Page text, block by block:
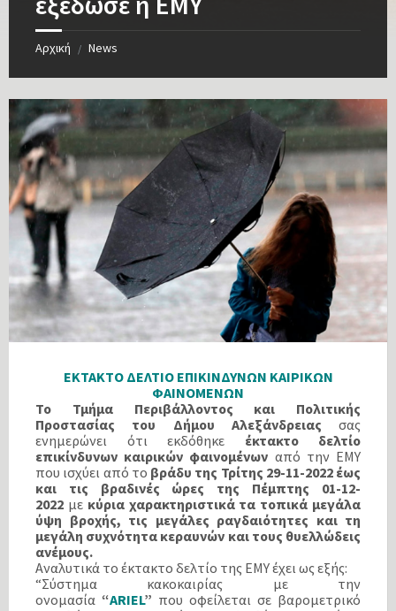
Αρχική / News
ΕΚΤΑΚΤΟ ΔΕΛΤΙΟ ΕΠΙΚΙΝΔΥΝΩΝ ΚΑΙΡΙΚΩΝ
ΦΑΙΝΟΜΕΝΩΝ
Το Τμήμα Περιβάλλοντος και Πολιτικής
Προστασίας του Δήμου Αλεξάνδρειας σας
ενημερώνει ότι εκδόθηκε έκτακτο δελτίο
επικίνδυνων καιρικών φαινομένων από την ΕΜΥ
που ισχύει από το βράδυ της Τρίτης 29-11-2022 έως
και τις βραδινές ώρες της Πέμπτης 01-12-
2022 μεκύρια χαρακτηριστικά τα τοπικά μεγάλα
ύψη βροχής, τις μεγάλες ραγδαιότητες και τη
μεγάλη συχνότητα κεραυνών και τους θυελλώδεις
ανέμους.
Αναλυτικά το έκτακτο δελτίο της ΕΜΥ έχει ως εξής:
“Σύστημα κακοκαιρίας με την
ονομασία “ARIEL” που οφείλεται σε βαρομετρικό